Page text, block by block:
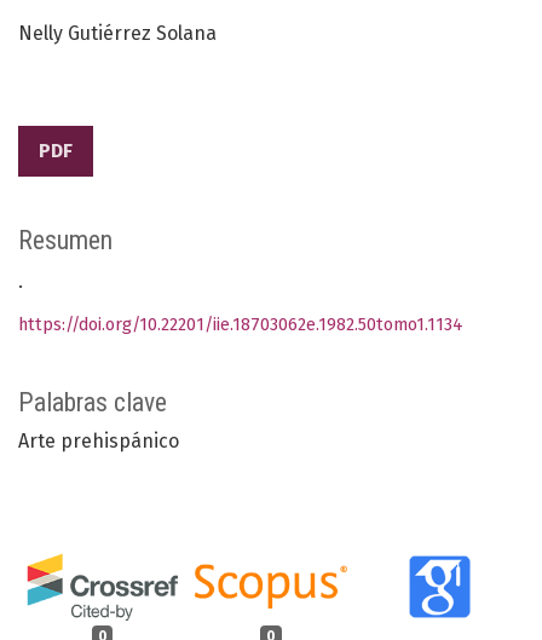
Nelly Gutiérrez Solana
PDF
Palabras clave
Arte prehispánico
0 0
Resumen
.
https://doi.org/10.22201/iie.18703062e.1982.50tomo1.1134